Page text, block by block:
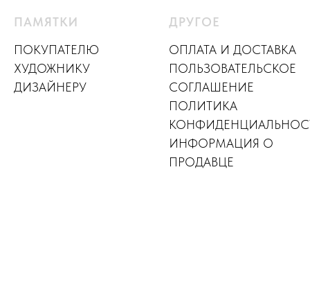
ПАМЯТКИ
ПОКУПАТЕЛЮ
ХУДОЖНИКУ
ДИЗАЙНЕРУ
ДРУГОЕ
ОПЛАТА И ДОСТАВКА
ПОЛЬЗОВАТЕЛЬСКОЕ
СОГЛАШЕНИЕ
ПОЛИТИКА
ИНФОРМАЦИЯ О
ПРОДАВЦЕ